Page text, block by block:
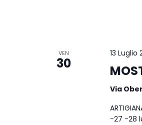
VEN
30
13 Luglio
Via
-27 -28